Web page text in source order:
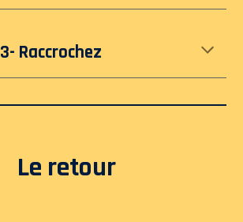
3- Raccrochez
Le retour